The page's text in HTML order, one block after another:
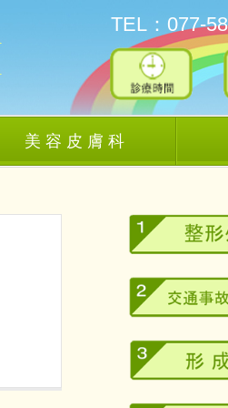
TEL：077-
美 容 皮 膚 科